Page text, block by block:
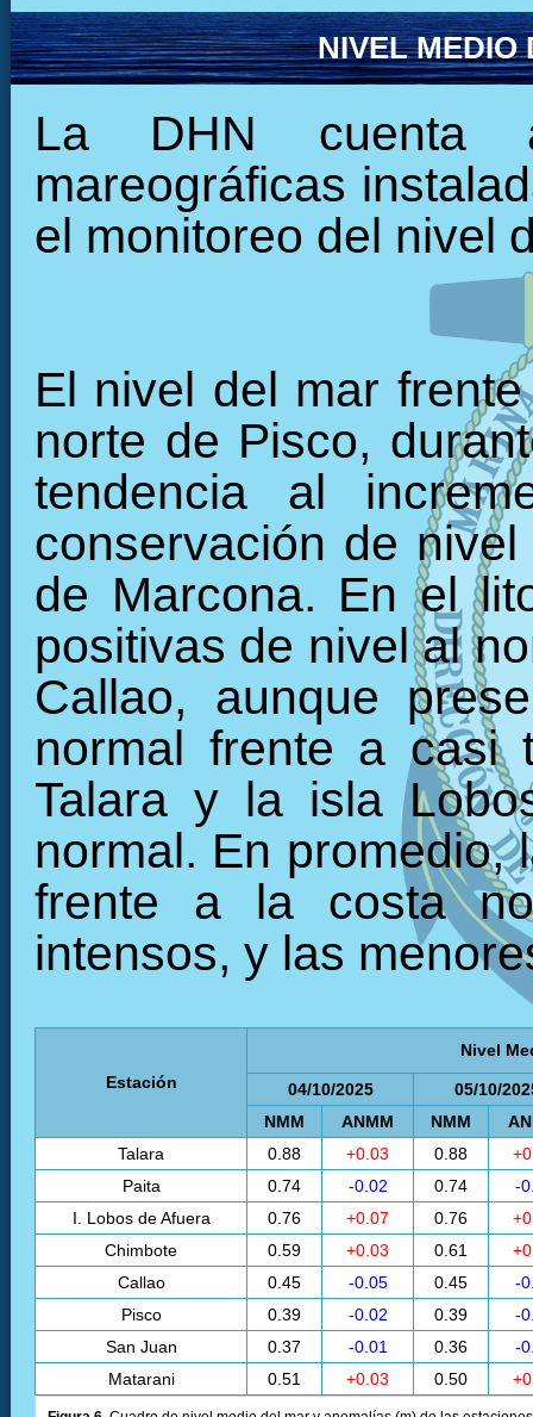
NIVEL MEDIO
La DHN cuenta
mareográficas
el monitoreo del nivel
El nivel del mar
norte de Pisco,
tendencia al
conservación de
de Marcona. En el
positivas de nivel al
Callao, aunque
normal frente a casi
Talara y la isla
normal. En promedio,
frente a la costa
intensos, y las
Estación
Nivel
04/10/2025
05/10/
NMM
ANMM NMM
Talara
0.88 +0.03 0.88
Paita
0.74 -0.02 0.74
-
I. Lobos de Afuera
0.76 +0.07 0.76
Chimbote
0.59 +0.03 0.61
Callao
0.45 -0.05 0.45
-
Pisco
0.39 -0.02 0.39
-
San Juan
0.37 -0.01 0.36
-
Matarani
0.51 +0.03 0.50